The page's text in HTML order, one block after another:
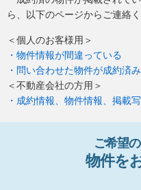
ら、以下のページからご連絡
＜個人のお客様用＞
・物件情報が間違っている
・問い合わせた物件が成約済
＜不動産会社の方用＞
・成約情報、物件情報、掲載
ご希望
物件を